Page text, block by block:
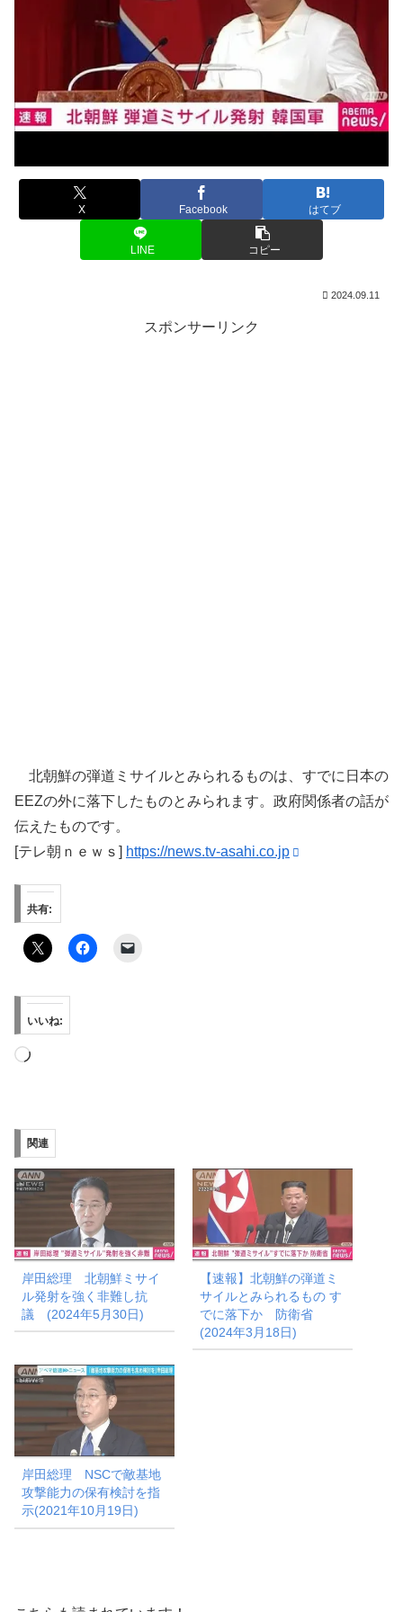
X Facebook はてブ
LINE コピー
2024.09.11
スポンサーリンク
北朝鮮の弾道ミサイルとみられるものは、すでに日本の
EEZの外に落下したものとみられます。政府関係者の話が
伝えたものです。
[テレ朝ｎｅｗｓ] https://news.tv-asahi.co.jp
共有:
いいね:
読
み
中…
関連
岸田総理 北朝鮮ミサイ
ル発射を強く非難し抗
議 (2024年5月30日)
【速報】北朝鮮の弾道ミ
サイルとみられるもの す
でに落下か 防衛省
(2024年3月18日)
岸田総理 NSCで敵基地
攻撃能力の保有検討を指
示(2021年10月19日)